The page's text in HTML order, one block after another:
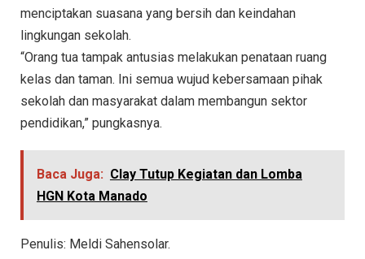
menciptakan suasana yang bersih dan keindahan
lingkungan sekolah.
“Orang tua tampak antusias melakukan penataan ruang
kelas dan taman. Ini semua wujud kebersamaan pihak
sekolah dan masyarakat dalam membangun sektor
pendidikan,” pungkasnya.
Baca Juga: Clay Tutup Kegiatan dan Lomba
HGN Kota Manado
Penulis: Meldi Sahensolar.